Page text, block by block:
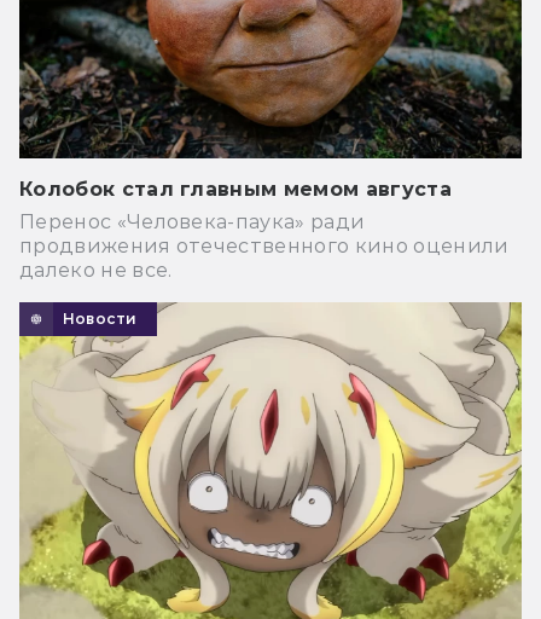
Колобок стал главным мемом августа
Перенос «Человека-паука» ради
продвижения отечественного кино оценили
далеко не все.
Новости